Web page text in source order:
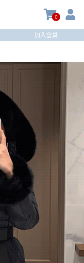
0
加入會員